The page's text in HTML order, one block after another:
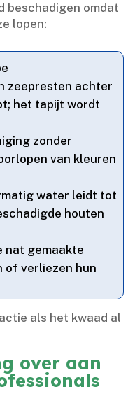
beschadigen omdat
lopen:
zeepresten achter
het tapijt wordt
zonder
van kleuren
water leidt tot
houten
nat gemaakte
of verliezen hun
als het kwaad al
over aan